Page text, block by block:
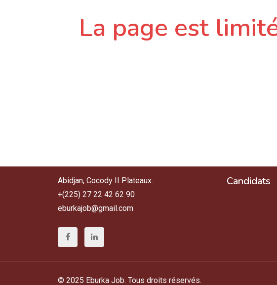
La page est
Abidjan, Cocody II Plateaux.
+(225) 27 22 42 62 90
eburkajob@gmail.com
Candidats
© 2025 Eburka Job. Tous droits réservés.